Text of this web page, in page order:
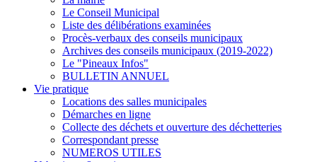
Le Conseil Municipal
Liste des délibérations examinées
Procès-verbaux des conseils municipaux
Archives des conseils municipaux (2019-2022)
Le "Pineaux Infos"
BULLETIN ANNUEL
Vie pratique
Locations des salles municipales
Démarches en ligne
Collecte des déchets et ouverture des déchetteries
Correspondant presse
NUMEROS UTILES